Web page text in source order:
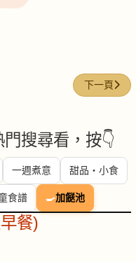
下一篇文
下一頁
搜尋看，按👇
一週煮意 甜品・小食
食譜 🍳加餸池
餐)